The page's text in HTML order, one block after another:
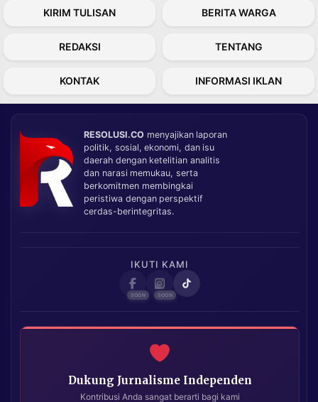
KIRIM TULISAN BERITA WARGA
REDAKSI TENTANG
KONTAK INFORMASI IKLAN
RESOLUSI.CO menyajikan laporan
politik, sosial, ekonomi, dan isu
daerah dengan ketelitian analitis
dan narasi memukau, serta
berkomitmen membingkai
peristiwa dengan perspektif
cerdas-berintegritas.
IKUTI KAMI
Dukung Jurnalisme Independen
Kontribusi Anda sangat berarti bagi kami